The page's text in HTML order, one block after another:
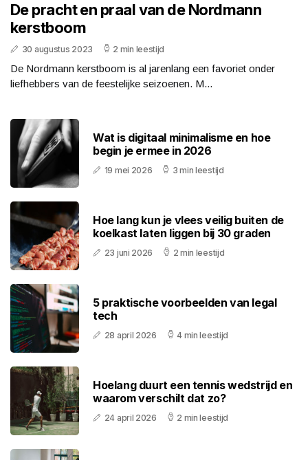
De pracht en praal van de Nordmann
kerstboom
30 augustus 2023 2 min leestijd
De Nordmann kerstboom is al jarenlang een favoriet onder
liefhebbers van de feestelijke seizoenen. M...
Wat is digitaal minimalisme en hoe
begin je ermee in 2026
19 mei 2026 3 min leestijd
Hoe lang kun je vlees veilig buiten de
koelkast laten liggen bij 30 graden
23 juni 2026 2 min leestijd
5 praktische voorbeelden van legal
tech
28 april 2026 4 min leestijd
Hoelang duurt een tennis wedstrijd en
waarom verschilt dat zo?
24 april 2026 2 min leestijd